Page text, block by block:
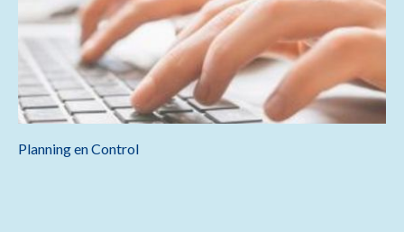
Planning en Control